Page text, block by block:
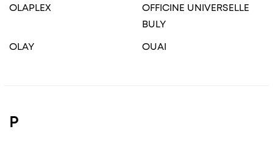
OLAPLEX
OFFICINE UNIVERSELLE
BULY
OLAY
OUAI
P